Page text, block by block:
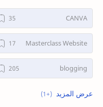
CANVA
Masterclass Website
blogging
shopee